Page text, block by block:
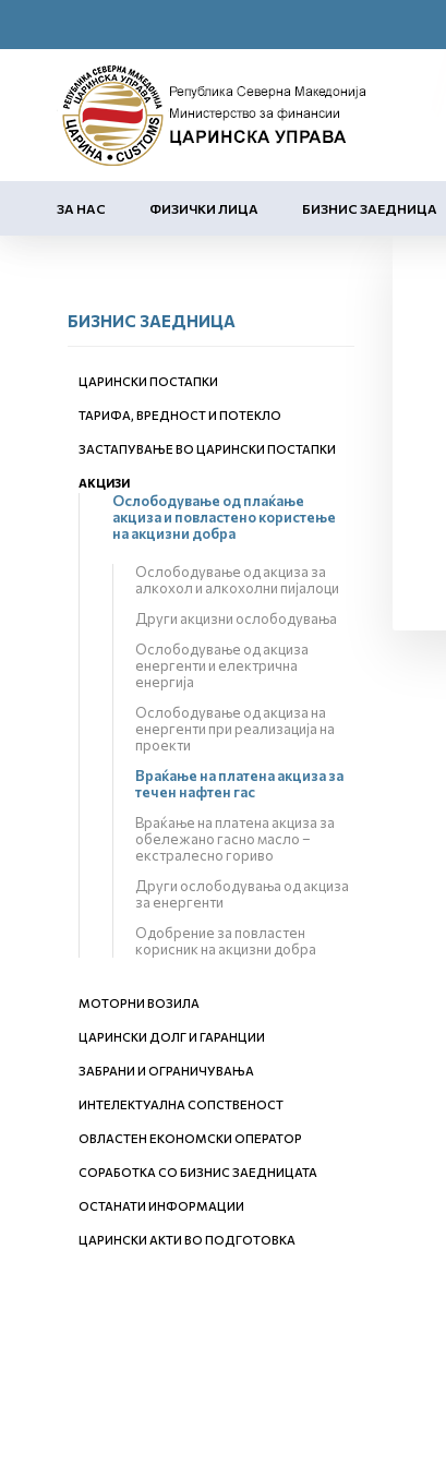
ЗА НАС ФИЗИЧКИ ЛИЦА БИЗНИС ЗАЕДНИЦА
БИЗНИС ЗАЕДНИЦА
ЦАРИНСКИ ПОСТАПКИ
ТАРИФА, ВРЕДНОСТ И ПОТЕКЛО
ЗАСТАПУВАЊЕ ВО ЦАРИНСКИ ПОСТАПКИ
АКЦИЗИ
Ослободување од плаќање
акциза и повластено користење
на акцизни добра
Ослободување од акциза за
алкохол и алкохолни пијалоци
Други акцизни ослободувања
Ослободување од акциза
енергенти и електрична
енергија
Ослободување од акциза на
енергенти при реализација на
проекти
Враќање на платена акциза за
течен нафтен гас
Враќање на платена акциза за
обележано гасно масло –
екстралесно гориво
Други ослободувања од акциза
за енергенти
Одобрение за повластен
корисник на акцизни добра
МОТОРНИ ВОЗИЛА
ЦАРИНСКИ ДОЛГ И ГАРАНЦИИ
ЗАБРАНИ И ОГРАНИЧУВАЊА
ИНТЕЛЕКТУАЛНА СОПСТВЕНОСТ
ОВЛАСТЕН ЕКОНОМСКИ ОПЕРАТОР
СОРАБОТКА СО БИЗНИС ЗАЕДНИЦАТА
ОСТАНАТИ ИНФОРМАЦИИ
ЦАРИНСКИ АКТИ ВО ПОДГОТОВКА